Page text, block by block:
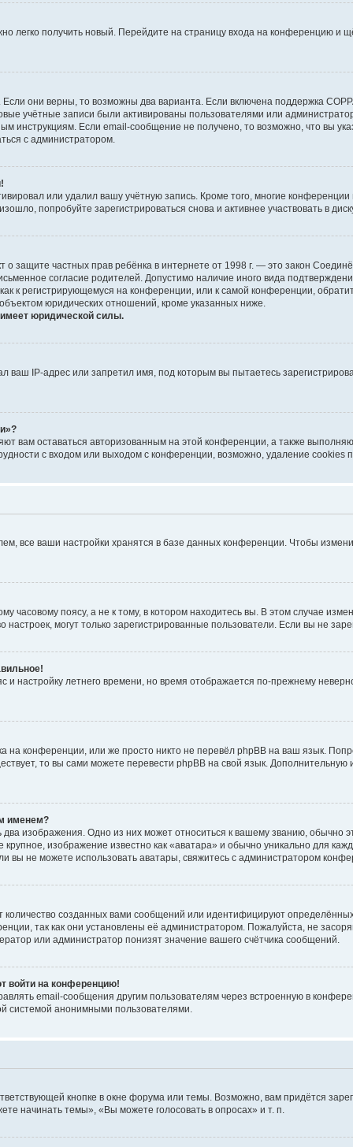
легко получить новый. Перейдите на страницу входа на конференцию и
они верны, то возможны два варианта. Если включена поддержка
учётные записи были активированы пользователями или
инструкциям. Если email-сообщение не получено, то возможно, что вы
с администратором.
или удалил вашу учётную запись. Кроме того, многие
попробуйте зарегистрироваться снова и активнее участвовать в
о защите частных прав ребёнка в интернете от 1998 г. — это закон
согласие родителей. Допустимо наличие иного вида
к регистрирующемуся на конференции, или к самой конференции,
юридических отношений, кроме указанных ниже.
юридической силы.
ваш IP-адрес или запретил имя, под которым вы пытаетесь
вам оставаться авторизованным на этой конференции, а также
с входом или выходом с конференции, возможно, удаление cookies
все ваши настройки хранятся в базе данных конференции. Чтобы
часовому поясу, а не к тому, в котором находитесь вы. В этом случае
настроек, могут только зарегистрированные пользователи. Если вы не
и настройку летнего времени, но время отображается по-прежнему
на конференции, или же просто никто не перевёл phpBB на ваш язык.
то вы сами можете перевести phpBB на свой язык.
именем?
два изображения. Одно из них может относиться к вашему званию, обычно
изображение известно как «аватара» и обычно уникально для
вы не можете использовать аватары, свяжитесь с администратором
созданных вами сообщений или идентифицируют
так как они установлены её администратором. Пожалуйста, не
или администратор понизят значение вашего счётчика сообщений.
войти на конференцию!
email-сообщения другим пользователям через встроенную в
системой анонимными пользователями.
кнопке в окне форума или темы. Возможно, вам придётся
начинать темы», «Вы можете голосовать в опросах» и т. п.